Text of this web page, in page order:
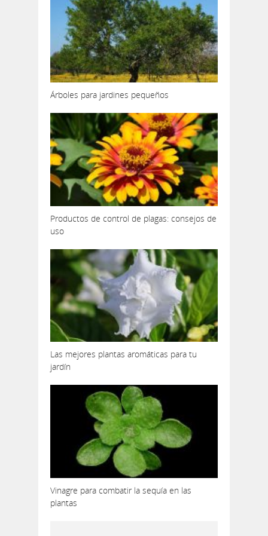
Árboles para jardines pequeños
Productos de control de plagas: consejos de
uso
Las mejores plantas aromáticas para tu
jardín
Vinagre para combatir la sequía en las
plantas